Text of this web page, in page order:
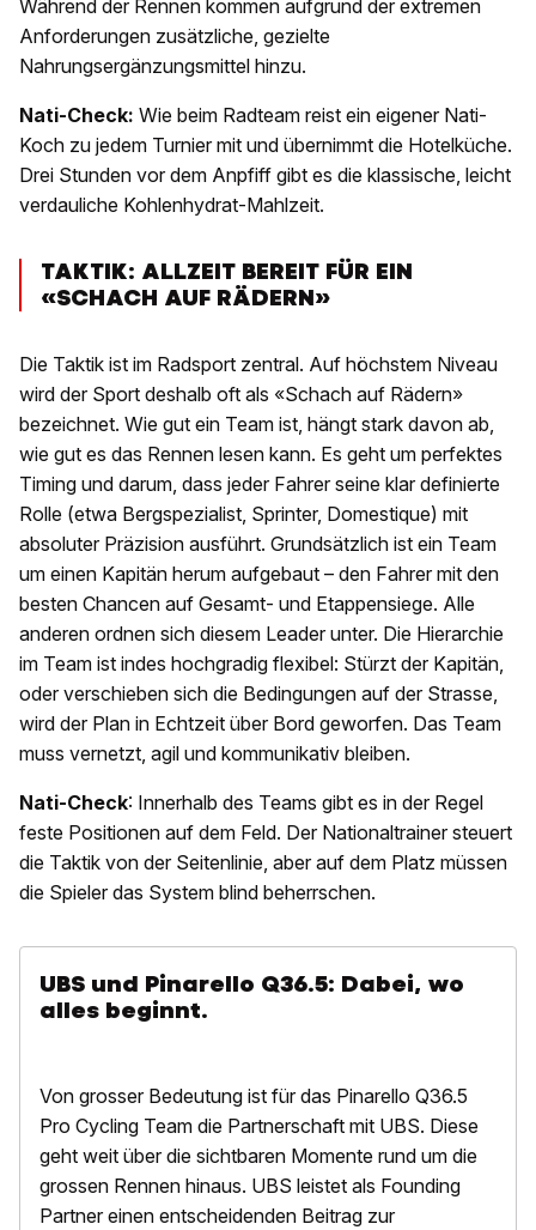
Während der Rennen kommen aufgrund der extremen
Anforderungen zusätzliche, gezielte
Nahrungsergänzungsmittel hinzu.
Nati-Check: Wie beim Radteam reist ein eigener Nati-
Koch zu jedem Turnier mit und übernimmt die Hotelküche.
Drei Stunden vor dem Anpfiff gibt es die klassische, leicht
verdauliche Kohlenhydrat-Mahlzeit.
TAKTIK: ALLZEIT BEREIT FÜR EIN
«SCHACH AUF RÄDERN»
Die Taktik ist im Radsport zentral. Auf höchstem Niveau
wird der Sport deshalb oft als «Schach auf Rädern»
bezeichnet. Wie gut ein Team ist, hängt stark davon ab,
wie gut es das Rennen lesen kann. Es geht um perfektes
Timing und darum, dass jeder Fahrer seine klar definierte
Rolle (etwa Bergspezialist, Sprinter, Domestique) mit
absoluter Präzision ausführt. Grundsätzlich ist ein Team
um einen Kapitän herum aufgebaut – den Fahrer mit den
besten Chancen auf Gesamt- und Etappensiege. Alle
anderen ordnen sich diesem Leader unter. Die Hierarchie
im Team ist indes hochgradig flexibel: Stürzt der Kapitän,
oder verschieben sich die Bedingungen auf der Strasse,
wird der Plan in Echtzeit über Bord geworfen. Das Team
muss vernetzt, agil und kommunikativ bleiben.
Nati-Check: Innerhalb des Teams gibt es in der Regel
feste Positionen auf dem Feld. Der Nationaltrainer steuert
die Taktik von der Seitenlinie, aber auf dem Platz müssen
die Spieler das System blind beherrschen.
UBS und Pinarello Q36.5: Dabei, wo
alles beginnt.
Von grosser Bedeutung ist für das Pinarello Q36.5
Pro Cycling Team die Partnerschaft mit UBS. Diese
geht weit über die sichtbaren Momente rund um die
grossen Rennen hinaus. UBS leistet als Founding
Partner einen entscheidenden Beitrag zur